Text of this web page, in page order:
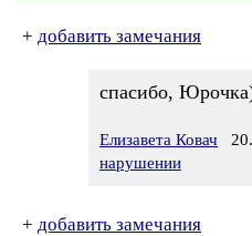
+ добавить замечания
спасибо,
Елизавета Ковач
нарушении
+ добавить замечания